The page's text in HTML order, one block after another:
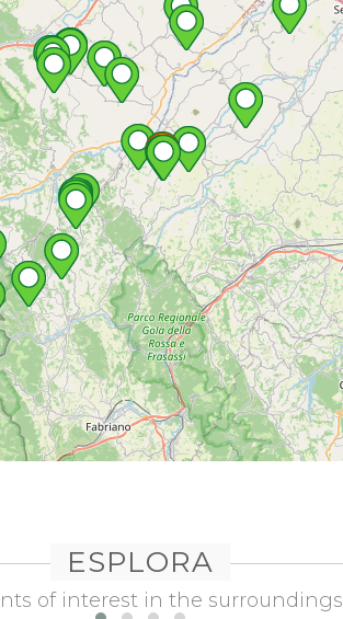
ESPLORA
of interest in the surroundings